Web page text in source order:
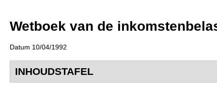
Wetboek van de
Datum 10/04/1992
INHOUDSTAFEL